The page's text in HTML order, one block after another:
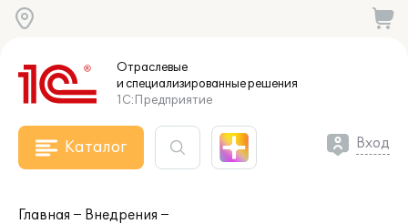
Отраслевые
и специализированныерешения
1С:Предприятие
Каталог Вход
Главная
Внедрения